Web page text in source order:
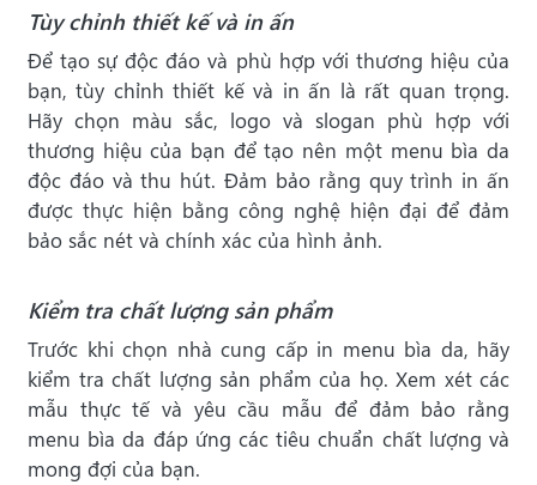
Tùy chỉnh thiết kế và in ấn
Để tạo sự độc đáo và phù hợp với thương hiệu của
bạn, tùy chỉnh thiết kế và in ấn là rất quan trọng.
Hãy chọn màu sắc, logo và slogan phù hợp với
thương hiệu của bạn để tạo nên một menu bìa da
độc đáo và thu hút. Đảm bảo rằng quy trình in ấn
được thực hiện bằng công nghệ hiện đại để đảm
bảo sắc nét và chính xác của hình ảnh.
Kiểm tra chất lượng sản phẩm
Trước khi chọn nhà cung cấp in menu bìa da, hãy
kiểm tra chất lượng sản phẩm của họ. Xem xét các
mẫu thực tế và yêu cầu mẫu để đảm bảo rằng
menu bìa da đáp ứng các tiêu chuẩn chất lượng và
mong đợi của bạn.